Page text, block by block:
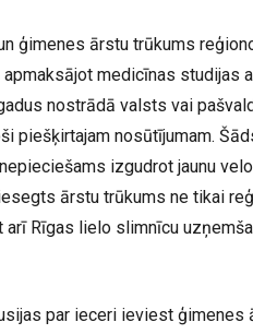
ģimenes ārstu trūkums
medicīnas studijas
nostrādā valsts vai
piešķirtajam nosūtījumam.
izgudrot jaunu
ārstu trūkums ne tikai
Rīgas lielo slimnīcu
par ieceri ieviest ģimenes